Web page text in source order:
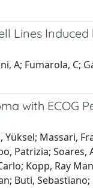
Lines
A; Fumarola, C;
with ECOG
Massari,
Patrizia;
Kopp, Ray
Buti,